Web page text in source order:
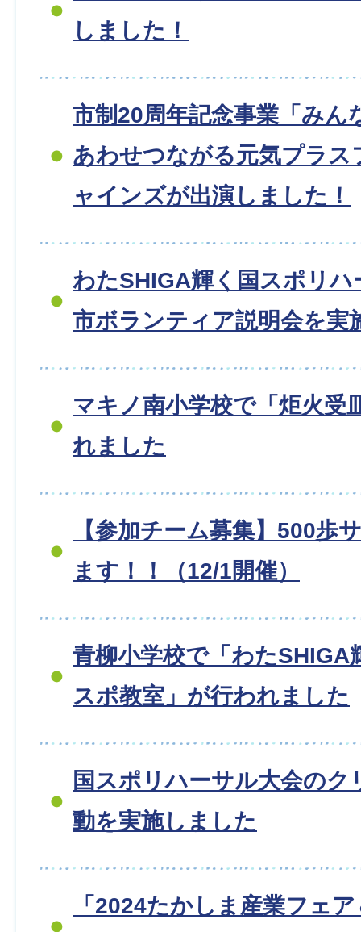
しました！
市制20周年記念事業「みん
あわせつながる元気プラス
ャインズが出演しました！
わたSHIGA輝く国スポリハ
市ボランティア説明会を実
マキノ南小学校で「炬火受
れました
【参加チーム募集】500歩
ます！！（12/1開催）
青柳小学校で「わたSHIGA
スポ教室」が行われました
国スポリハーサル大会のク
動を実施しました
「2024たかしま産業フェ